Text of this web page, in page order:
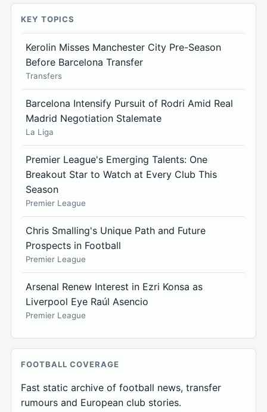
KEY TOPICS
Kerolin Misses Manchester City Pre-Season
Before Barcelona Transfer
Transfers
Barcelona Intensify Pursuit of Rodri Amid Real
Madrid Negotiation Stalemate
La Liga
Premier League's Emerging Talents: One
Breakout Star to Watch at Every Club This
Season
Premier League
Chris Smalling's Unique Path and Future
Prospects in Football
Premier League
Arsenal Renew Interest in Ezri Konsa as
Liverpool Eye Raúl Asencio
Premier League
FOOTBALL COVERAGE
Fast static archive of football news, transfer
rumours and European club stories.